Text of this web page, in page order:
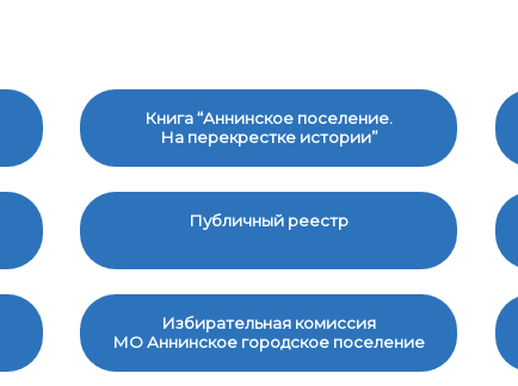
Книга “Аннинское поселение.
На перекрестке истории”
Публичный реестр
Избирательная комиссия
МО Аннинское городское поселение